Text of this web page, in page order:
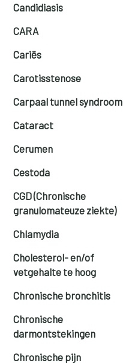
Candidiasis
CARA
Cariës
Carotisstenose
Carpaal tunnel syndroom
Cataract
Cerumen
Cestoda
CGD (Chronische
granulomateuze ziekte)
Chlamydia
Cholesterol- en/of
vetgehalte te hoog
Chronische bronchitis
Chronische
darmontstekingen
Chronische pijn